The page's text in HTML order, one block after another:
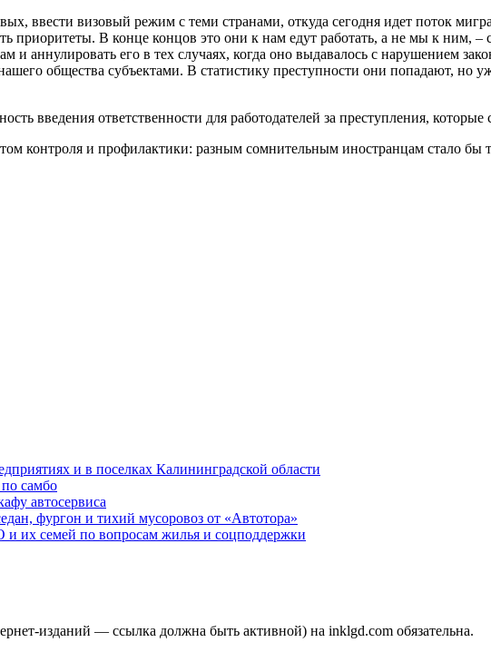
ввести визовый режим с теми странами, откуда сегодня идет поток
приоритеты. В конце концов это они к нам едут работать, а не мы к ним,
и аннулировать его в тех случаях, когда оно выдавалось с нарушением
общества субъектами. В статистику преступности они попадают, но
введения ответственности для работодателей за преступления,
контроля и профилактики: разным сомнительным иностранцам стало бы
и в поселках Калининградской области
самбо
автосервиса
фургон и тихий мусоровоз от «Автотора»
их семей по вопросам жилья и соцподдержки
изданий — ссылка должна быть активной) на inklgd.com обязательна.